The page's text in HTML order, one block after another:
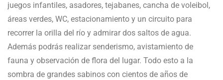
juegos infantiles, asadores, tejabanes, cancha de voleibol,
áreas verdes, WC, estacionamiento y un circuito para
recorrer la orilla del río y admirar dos saltos de agua.
Además podrás realizar senderismo, avistamiento de
fauna y observación de flora del lugar. Todo esto a la
sombra de grandes sabinos con cientos de años de